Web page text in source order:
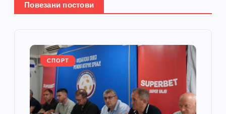
Повезани постови
СПОРТ